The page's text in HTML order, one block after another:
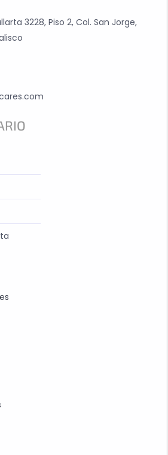
3228, Piso 2, Col. San Jorge,